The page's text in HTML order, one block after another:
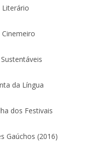
Literário
da Língua
dos Festivais
Gaúchos (2016)